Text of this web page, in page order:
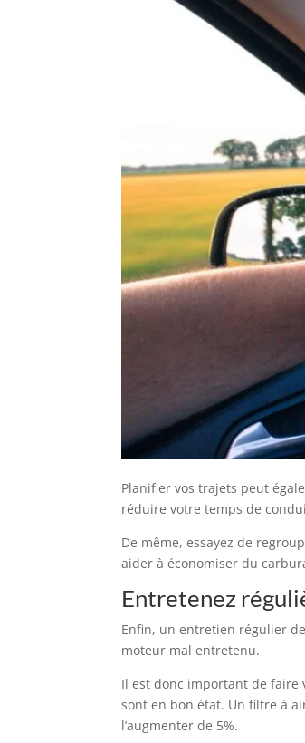
Planifier vos trajets peut
réduire votre temps de
De même, essayez de
aider à économiser du
Entretenez
Enfin, un entretien régulier
moteur mal entretenu.
Il est donc important de faire
sont en bon état. Un filtre à
l’augmenter de 5%.